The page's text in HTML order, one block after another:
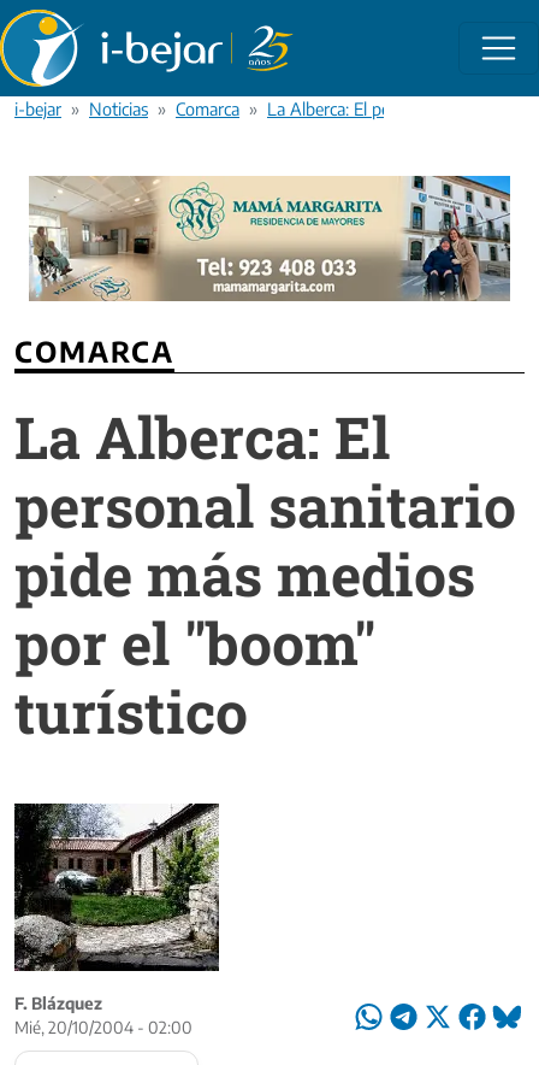
Pasar al contenido principal
i-bejar Noticias Comarca La Alberca: El personal sanitario
COMARCA
La Alberca: El
personal sanitario
pide más medios
por el "boom"
turístico
F. Blázquez
Mié, 20/10/2004 - 02:00